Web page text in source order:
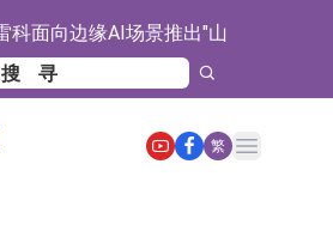
科面向边缘AI场景推出"山
列智算模组 系列产品基于国产
GPU构建
股】医疗研发外包板块拉升，
份(300363.CN)涨20.02%
市收盘双双下跌
：海外交付以东南亚、中东市
繁
Open main menu